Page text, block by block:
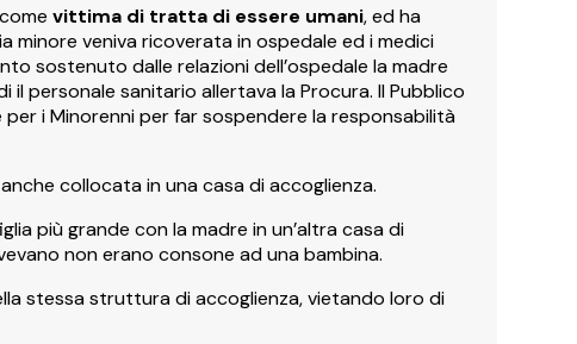
vittima di tratta di essere umani, ed ha
minore veniva ricoverata in ospedale ed i medici
sostenuto dalle relazioni dell’ospedale la madre
personale sanitario allertava la Procura. Il Pubblico
i Minorenni per far sospendere la responsabilità
collocata in una casa di accoglienza.
più grande con la madre in un’altra casa di
non erano consone ad una bambina.
stessa struttura di accoglienza, vietando loro di